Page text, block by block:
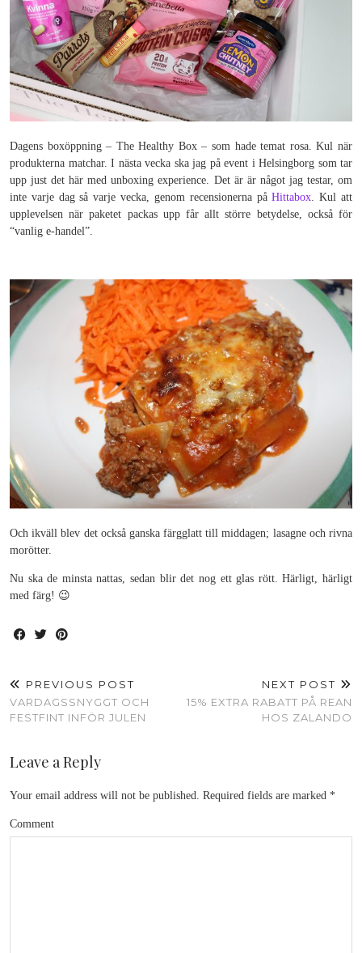
Dagens boxöppning – The Healthy Box – som hade temat rosa. Kul när
produkterna matchar. I nästa vecka ska jag på event i Helsingborg som tar
upp just det här med unboxing experience. Det är är något jag testar, om
inte varje dag så varje vecka, genom recensionerna påHittabox . Kul att
upplevelsen när paketet packas upp får allt större betydelse, också för
“vanlig e-handel”.
Och ikväll blev det också ganska färgglatt till middagen; lasagne och rivna
morötter.
Nu ska de minsta nattas, sedan blir det nog ett glas rött. Härligt, härligt
med färg! 😉
PREVIOUS POST
VARDAGSSNYGGT OCH
FESTFINT INFÖR JULEN
NEXT POST
15% EXTRA RABATT PÅ REAN
HOS ZALANDO
Leave a Reply
Your email address will not be published. Required fields are marked *
Comment